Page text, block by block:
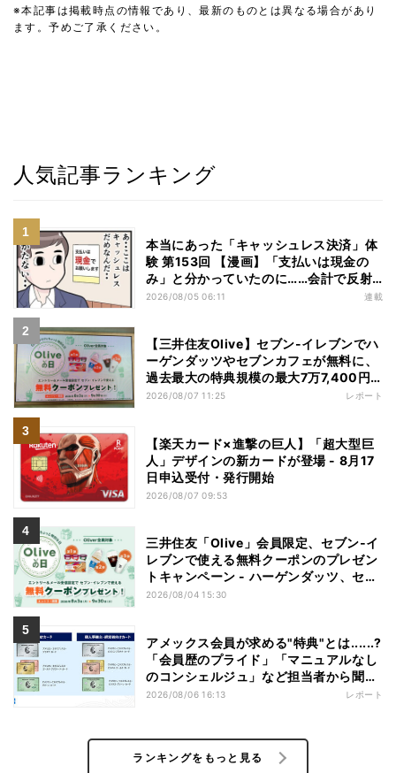
※本記事は掲載時点の情報であり、最新のものとは異なる場合があり
ます。予めご了承ください。
人気記事ランキング
本当にあった「キャッシュレス決済」体
験 第153回 【漫画】「支払いは現金の
み」と分かっていたのに……会計で反射
的に出してしまったものは
2026/08/05 06:11 連載
【三井住友Olive】セブン-イレブンでハ
ーゲンダッツやセブンカフェが無料に、
過去最大の特典規模の最大7万7,400円
相当がもらえるキャンペーンも - 夏休み
2026/08/07 11:25 レポート
【楽天カード×進撃の巨人】「超大型巨
人」デザインの新カードが登場 - 8月17
日申込受付・発行開始
2026/08/07 09:53
三井住友「Olive」会員限定、セブン‐イ
レブンで使える無料クーポンのプレゼン
トキャンペーン - ハーゲンダッツ、セブ
ンカフェなどが無料に
2026/08/04 15:30
アメックス会員が求める"特典"とは......?
「会員歴のプライド」「マニュアルなし
のコンシェルジュ」など担当者から聞い
た"裏話"も
2026/08/06 16:13 レポート
ランキングをもっと見る